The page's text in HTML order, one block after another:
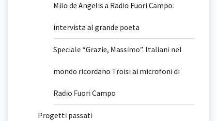
Milo de Angelis a Radio Fuori Campo:
intervista al grande poeta
Speciale “Grazie, Massimo”. Italiani nel
mondo ricordano Troisi ai microfoni di
Radio Fuori Campo
Progetti passati